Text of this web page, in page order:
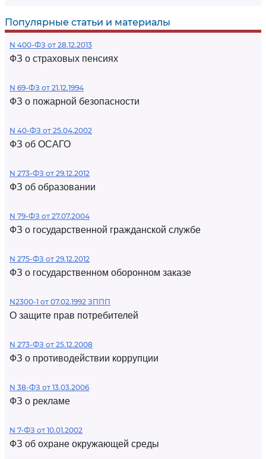
Популярные статьи и материалы
N 400-ФЗ от 28.12.2013
ФЗ о страховых пенсиях
N 69-ФЗ от 21.12.1994
ФЗ о пожарной безопасности
N 40-ФЗ от 25.04.2002
ФЗ об ОСАГО
N 273-ФЗ от 29.12.2012
ФЗ об образовании
N 79-ФЗ от 27.07.2004
ФЗ о государственной гражданской службе
N 275-ФЗ от 29.12.2012
ФЗ о государственном оборонном заказе
N2300-1 от 07.02.1992 ЗППП
О защите прав потребителей
N 273-ФЗ от 25.12.2008
ФЗ о противодействии коррупции
N 38-ФЗ от 13.03.2006
ФЗ о рекламе
N 7-ФЗ от 10.01.2002
ФЗ об охране окружающей среды